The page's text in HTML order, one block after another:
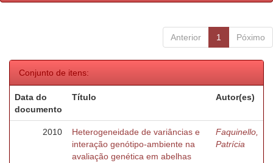
Anterior 1 Póximo
Conjunto de itens:
Data do
documento
Título Autor(es)
2010
Heterogeneidade de variâncias e
interação genótipo-ambiente na
avaliação genética em abelhas
Faquinello,
Patrícia